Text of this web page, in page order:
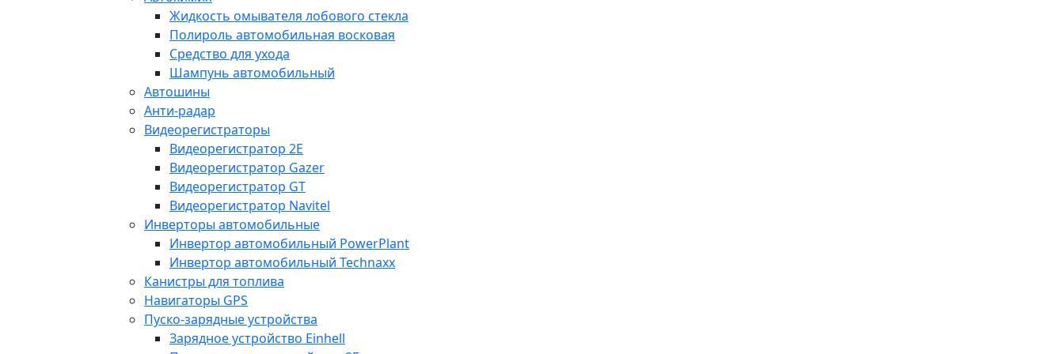
Жидкость омывателя лобового стекла
Полироль автомобильная восковая
Средство для ухода
Шампунь автомобильный
Автошины
Анти-радар
Видеорегистраторы
Видеорегистратор 2E
Видеорегистратор Gazer
Видеорегистратор GT
Видеорегистратор Navitel
Инверторы автомобильные
Инвертор автомобильный PowerPlant
Инвертор автомобильный Technaxx
Канистры для топлива
Навигаторы GPS
Пуско-зарядные устройства
Зарядное устройство Einhell